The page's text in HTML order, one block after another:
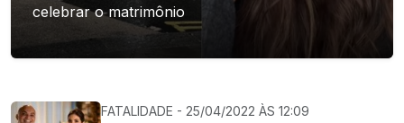
celebrar o matrimônio
FATALIDADE - 25/04/2022 ÀS 12:09